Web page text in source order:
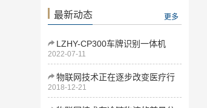
最新动态 更多
LZHY-CP300车牌识别一体机
2022-07-11
物联网技术正在逐步改变医疗行
业
2018-12-21